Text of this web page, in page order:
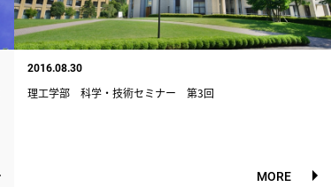
2016.08.30
理工学部 科学・技術セミナー 第3回
MORE